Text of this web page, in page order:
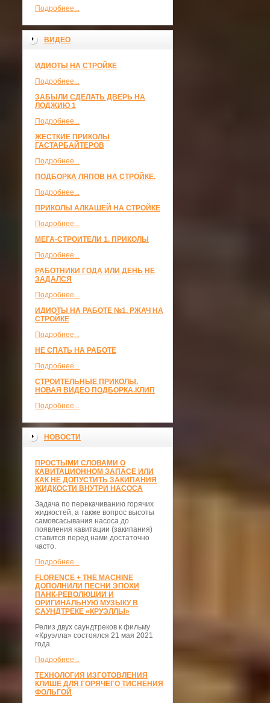
Подробнее...
ВИДЕО
ИДИОТЫ НА СТРОЙКЕ
Подробнее...
ЗАБЫЛИ СДЕЛАТЬ ДВЕРЬ НА
ЛОДЖИЮ 1
Подробнее...
ЖЕСТКИЕ ПРИКОЛЫ
ГАСТАРБАЙТЕРОВ
Подробнее...
ПОДБОРКА ЛЯПОВ НА СТРОЙКЕ.
Подробнее...
ПРИКОЛЫ АЛКАШЕЙ НА СТРОЙКЕ
Подробнее...
МЕГА-СТРОИТЕЛИ 1. ПРИКОЛЫ
Подробнее...
РАБОТНИКИ ГОДА ИЛИ ДЕНЬ НЕ
ЗАДАЛСЯ
Подробнее...
ИДИОТЫ НА РАБОТЕ №1. РЖАЧ НА
СТРОЙКЕ
Подробнее...
НЕ СПАТЬ НА РАБОТЕ
Подробнее...
СТРОИТЕЛЬНЫЕ ПРИКОЛЫ.
НОВАЯ ВИДЕО ПОДБОРКА.КЛИП
Подробнее...
НОВОСТИ
ПРОСТЫМИ СЛОВАМИ О
КАВИТАЦИОННОМ ЗАПАСЕ ИЛИ
КАК НЕ ДОПУСТИТЬ ЗАКИПАНИЯ
ЖИДКОСТИ ВНУТРИ НАСОСА
Задача по перекачиванию горячих
жидкостей, а также вопрос высоты
самовсасывания насоса до
появления кавитации (закипания)
ставится перед нами достаточно
часто.
Подробнее...
FLORENCE + THE MACHINE
ДОПОЛНИЛИ ПЕСНИ ЭПОХИ
ПАНК-РЕВОЛЮЦИИ И
ОРИГИНАЛЬНУЮ МУЗЫКУ В
САУНДТРЕКЕ «КРУЭЛЛЫ»
Релиз двух саундтреков к фильму
«Круэлла» состоялся 21 мая 2021
года.
Подробнее...
ТЕХНОЛОГИЯ ИЗГОТОВЛЕНИЯ
КЛИШЕ ДЛЯ ГОРЯЧЕГО ТИСНЕНИЯ
ФОЛЬГОЙ